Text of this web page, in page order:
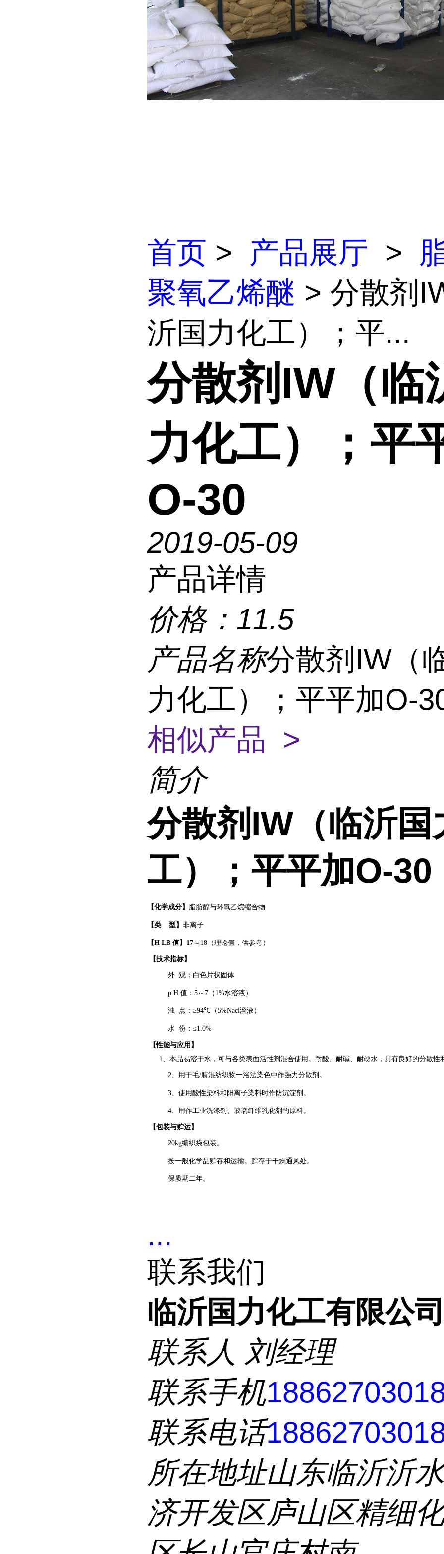
首页 > 产品展厅 >
聚氧乙烯醚 > 分散剂
沂国力化工）；平...
分散剂IW（临
力化工）；平
O-30
2019-05-09
产品详情
价格： 11.5
产品名称分散剂IW（
力化工）；平平加O-
相似产品 >
简介
分散剂IW（临沂国
工）；平平加O-30
【化学成分】 脂肪醇与环氧乙烷缩合物
【类 型 】 非离子
【H LB 值】 17 ～ 18 （理论值，供参考）
【技术指标】
外 观：白色片状固体
p H 值： 5 ～ 7 （ 1%水溶液）
浊 点 ： ≥94℃ （5%Nacl溶液）
水 份： ≤1.0%
【性能与应用 】
1、本品易溶于水，可与各类表面活性剂混合使用。耐酸、耐碱、耐硬水 ， 具有良好的分散性
2、用于毛/腈混纺织物一浴法染色中作强力分散剂。
3、使用酸性染料和阳离子染料时作防沉淀剂。
4、用作工业洗涤剂、玻璃纤维乳化剂的原料。
【包装与贮运】
20kg编织袋包装。
按一般化学品贮存和运输。贮存于干燥通风处。
保质期二年。
...
联系我们
临沂国力化工有限公司
联系人 刘经理
联系手机
联系电话
所在地址山东临沂沂
济开发区庐山区精细